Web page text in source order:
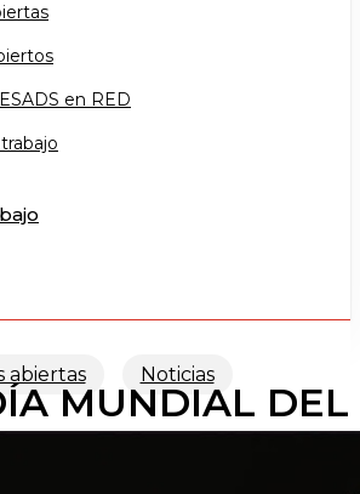
en RED
abiertas Noticias
MUNDIAL DEL